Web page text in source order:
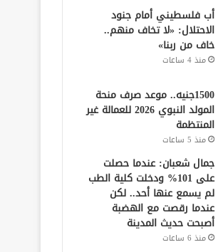
أب فلسطيني أمام جنود
الاحتلال: «لا تخاف منهم..
خاف من ربنا»
منذ 4 ساعات
1500جنيه.. موعد صرف منحة
المولد النبوي 2026 للعمالة غير
المنتظمة
منذ 5 ساعات
جمال شعبان: عندما حصلت
على 101% ودخلت كلية الطب
لم يسمع عنها أحد.. لكن
عندما رقصت مع الهضبة
أصبحت حديث المدينة
منذ 6 ساعات